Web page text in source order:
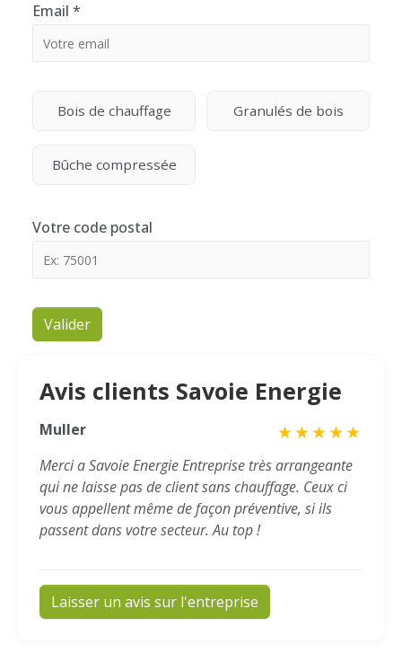
Email *
Bois de chauffage Granulés de bois
Bûche compressée
Votre code postal
Valider
Avis clients Savoie Energie
Muller ★★★★★
Merci a Savoie Energie Entreprise très arrangeante
qui ne laisse pas de client sans chauffage. Ceux ci
vous appellent même de façon préventive, si ils
passent dans votre secteur. Au top !
Laisser un avis sur l'entreprise